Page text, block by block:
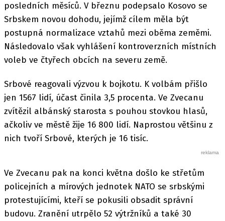
posledních měsíců. V březnu podepsalo Kosovo se
Srbskem novou dohodu, jejímž cílem měla být
postupná normalizace vztahů mezi oběma zeměmi.
Následovalo však vyhlášení kontroverzních místních
voleb ve čtyřech obcích na severu země.
Srbové reagovali výzvou k bojkotu. K volbám přišlo
jen 1567 lidí, účast činila 3,5 procenta. Ve Zvecanu
zvítězil albánský starosta s pouhou stovkou hlasů,
ačkoliv ve městě žije 16 800 lidí. Naprostou většinu z
nich tvoří Srbové, kterých je 16 tisíc.
Ve Zvecanu pak na konci května došlo ke střetům
policejních a mírových jednotek NATO se srbskými
protestujícími, kteří se pokusili obsadit správní
budovu. Zranění utrpělo 52 výtržníků a také 30